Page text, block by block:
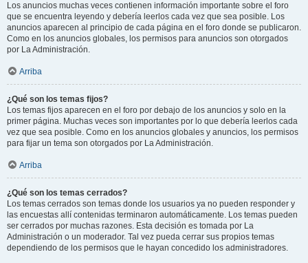
Los anuncios muchas veces contienen información importante sobre el foro
que se encuentra leyendo y debería leerlos cada vez que sea posible. Los
anuncios aparecen al principio de cada página en el foro donde se publicaron.
Como en los anuncios globales, los permisos para anuncios son otorgados
por La Administración.
Arriba
¿Qué son los temas fijos?
Los temas fijos aparecen en el foro por debajo de los anuncios y solo en la
primer página. Muchas veces son importantes por lo que debería leerlos cada
vez que sea posible. Como en los anuncios globales y anuncios, los permisos
para fijar un tema son otorgados por La Administración.
Arriba
¿Qué son los temas cerrados?
Los temas cerrados son temas donde los usuarios ya no pueden responder y
las encuestas allí contenidas terminaron automáticamente. Los temas pueden
ser cerrados por muchas razones. Esta decisión es tomada por La
Administración o un moderador. Tal vez pueda cerrar sus propios temas
dependiendo de los permisos que le hayan concedido los administradores.